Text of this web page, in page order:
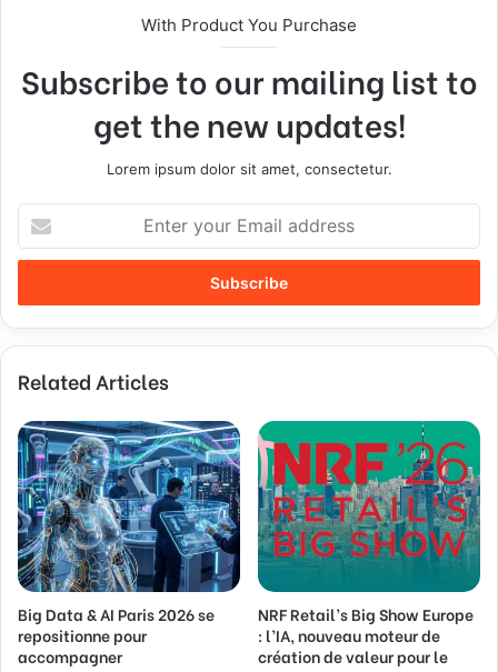
With Product You Purchase
Subscribe to our mailing list to
get the new updates!
Lorem ipsum dolor sit amet, consectetur.
t
r
y
u
E
m
a
i
l
a
d
d
r
e
s
Related Articles
Big Data & AI Paris 2026 se
repositionne pour
accompagner
NRF Retail’s Big Show Europe
: l’IA, nouveau moteur de
création de valeur pour le